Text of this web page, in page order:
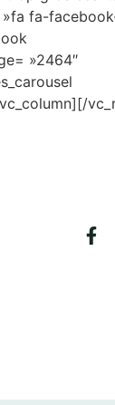
»fa fa-
»2464″